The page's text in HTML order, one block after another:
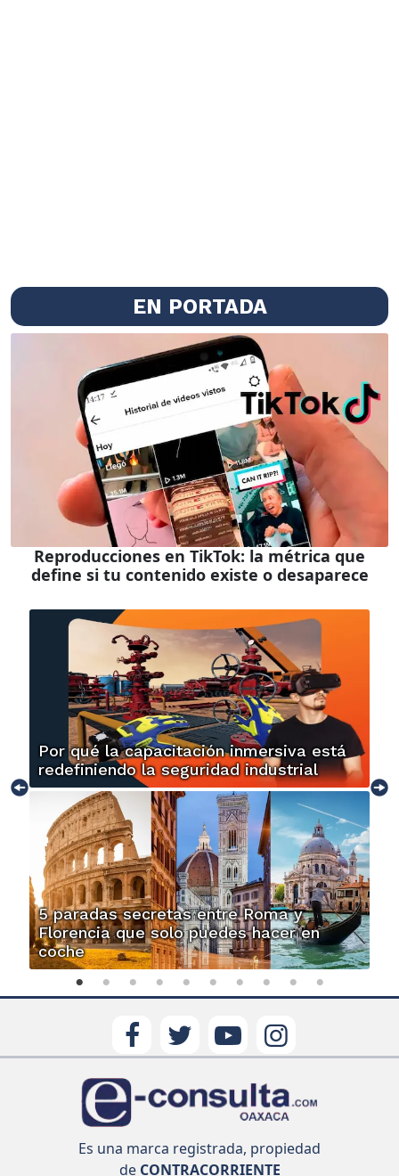
EN PORTADA
Reproducciones en TikTok: la métrica que
define si tu contenido existe o desaparece
Por qué la capacitación inmersiva está
redefiniendo la seguridad industrial
5 paradas secretas entre Roma y
Florencia que solo puedes hacer en
coche
Es una marca registrada, propiedad
deCONTRACORRIENTE